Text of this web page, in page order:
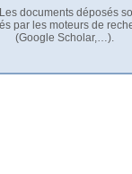
documents déposés
par les moteurs de
(Google Scholar,…).